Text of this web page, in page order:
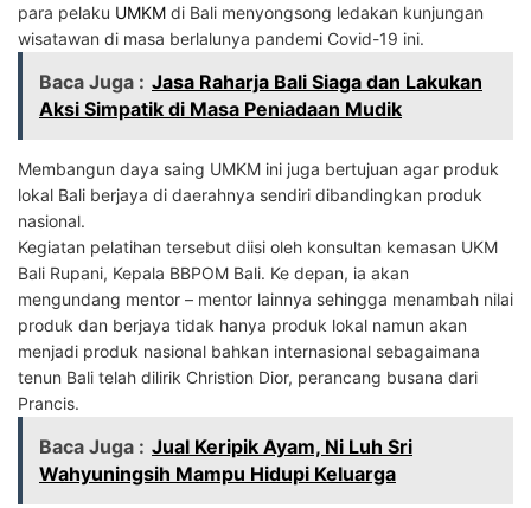
para pelaku UMKM di Bali menyongsong ledakan kunjungan
wisatawan di masa berlalunya pandemi Covid-19 ini.
Baca Juga : Jasa Raharja Bali Siaga dan Lakukan
Aksi Simpatik di Masa Peniadaan Mudik
Membangun daya saing UMKM ini juga bertujuan agar produk
lokal Bali berjaya di daerahnya sendiri dibandingkan produk
nasional.
Kegiatan pelatihan tersebut diisi oleh konsultan kemasan UKM
Bali Rupani, Kepala BBPOM Bali. Ke depan, ia akan
mengundang mentor – mentor lainnya sehingga menambah nilai
produk dan berjaya tidak hanya produk lokal namun akan
menjadi produk nasional bahkan internasional sebagaimana
tenun Bali telah dilirik Christion Dior, perancang busana dari
Prancis.
Baca Juga : Jual Keripik Ayam, Ni Luh Sri
Wahyuningsih Mampu Hidupi Keluarga